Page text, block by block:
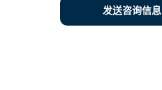
发送咨询信息